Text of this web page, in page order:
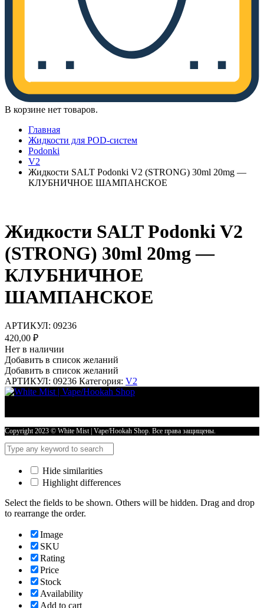
В корзине нет товаров.
Главная
Жидкости для POD-систем
Podonki
V2
Жидкости SALT Podonki V2 (STRONG) 30ml 20mg —
КЛУБНИЧНОЕ ШАМПАНСКОЕ
Жидкости SALT Podonki V2
(STRONG) 30ml 20mg —
КЛУБНИЧНОЕ
ШАМПАНСКОЕ
АРТИКУЛ: 09236
420,00 ₽
Нет в наличии
Добавить в список желаний
Добавить в список желаний
АРТИКУЛ: 09236 Категория: V2
Copyright 2023 © White Mist | Vape/Hookah Shop. Все права защищены.
Hide similarities
Highlight differences
Select the fields to be shown. Others will be hidden. Drag and drop
to rearrange the order.
Image
SKU
Rating
Price
Stock
Availability
Add to cart